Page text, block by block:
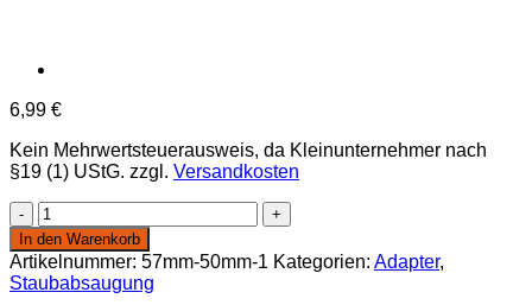
6,99 €
Kein Mehrwertsteuerausweis, da Kleinunternehmer nach
§19 (1) UStG. zzgl. Versandkosten
50mm
auf
40mm
Menge
In den Warenkorb
Artikelnummer: 57mm-50mm-1 Kategorien: Adapter,
Staubabsaugung